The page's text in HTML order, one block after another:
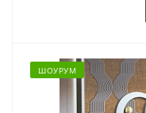
ШОУРУМ